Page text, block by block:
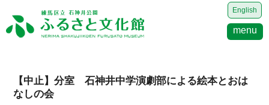
English
menu
【中止】分室 石神井中学演劇部による絵本とおは
なしの会